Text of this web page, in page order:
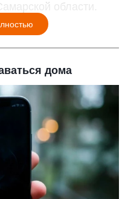
области.
дома